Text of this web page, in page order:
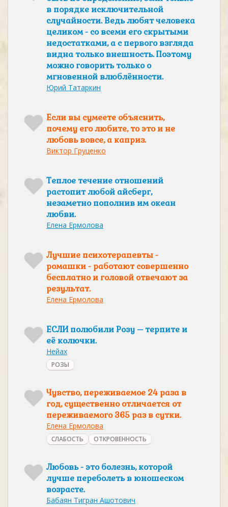
в порядке исключительной
случайности. Ведь любят человека
целиком - со всеми его скрытыми
недостатками, а с первого взгляда
видна только внешность. Поэтому
можно говорить только о
мгновенной влюблённости.
Юрий Татаркин
Если вы сумеете объяснить,
почему его любите, то это и не
любовь вовсе, а каприз.
Виктор Груценко
Теплое течение отношений
растопит любой айсберг,
незаметно пополнив им океан
любви.
Елена Ермолова
Лучшие психотерапевты -
ромашки - работают совершенно
бесплатно и головой отвечают за
результат.
Елена Ермолова
ЕСЛИ полюбили Розу – терпите и
её колючки.
Нейах
РОЗЫ
Чувство, переживаемое 24 раза в
год, существенно отличается от
переживаемого 365 раз в сутки.
Елена Ермолова
СЛАБОСТЬ ОТКРОВЕННОСТЬ
Любовь - это болезнь, которой
лучше переболеть в юношеском
возрасте.
Бабаян Тигран Ашотович